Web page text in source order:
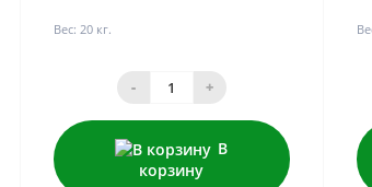
Вес: 20 кг.
- +
В
корзину